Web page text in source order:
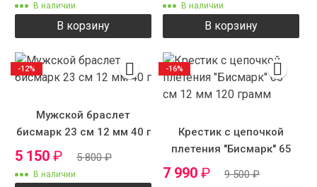
В наличии
В корзину
В наличии
В корзину
Мужской браслет
бисмарк 23 см 12 мм 40 г
5 150 ₽ 5 800₽
В наличии
-12%
Крестик с цепочкой
плетения "Бисмарк" 65
см 12 мм 120 грамм
7 990 ₽ 9 500₽
-16%